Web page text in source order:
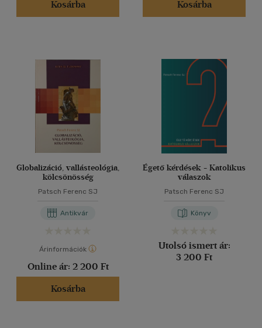
Kosárba
Kosárba
Globalizáció, vallásteológia,
kölcsönösség
Patsch Ferenc SJ
Antikvár
Árinformációk
Online ár: 2 200 Ft
Kosárba
Égető kérdések - Katolikus
válaszok
Patsch Ferenc SJ
Könyv
Utolsó ismert ár:
3 200 Ft